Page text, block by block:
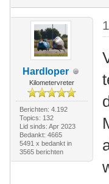
Hardloper
Kilometervreter
Berichten: 4.192
Topics: 132
Lid sinds: Apr 2023
Bedankt: 4665
5491 x bedankt in
3565 berichten